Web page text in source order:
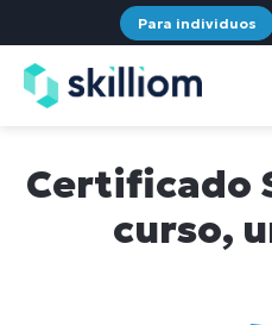
Para individuos
Certificado
curso,